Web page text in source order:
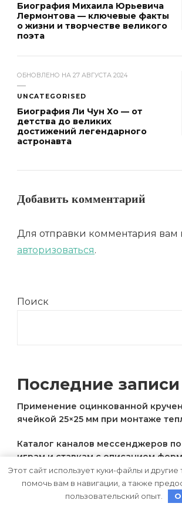
Биография Михаила Юрьевича
Лермонтова — ключевые факты
о жизни и творчестве великого
поэта
ОБНОВЛЕНО НА 27 АВГУСТА 2024
UNCATEGORISED
Биография Ли Чун Хо — от
детства до великих
достижений легендарного
астронавта
Добавить комментарий
Для отправки комментария вам
авторизоваться.
Поиск
Последние записи
Применение оцинкованной
ячейкой 25×25 мм при монтаже
Каталог каналов мессенджеров
играм и ставкам с описанием
тематики
Авиасообщение между Россией и
Этот сайт использует куки-файлы и
помочь вам в навигации, а также
пользовательский опыт.